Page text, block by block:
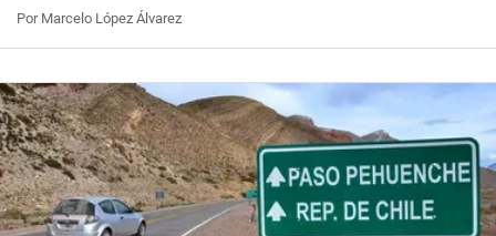
Por Marcelo López Álvarez